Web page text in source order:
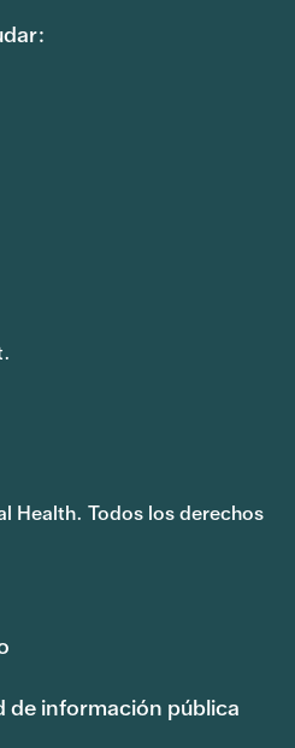
Health. Todos los derechos
de información pública